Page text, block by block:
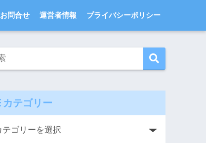
お問合せ 運営者情報 プライバシーポリシー
カテゴリー